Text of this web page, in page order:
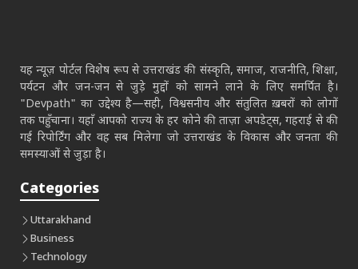
यह न्यूज़ पोर्टल विशेष रूप से उत्तराखंड की संस्कृति, समाज, राजनीति, शिक्षा,
पर्यटन और जन-जन से जुड़े मुद्दों को सामने लाने के लिए समर्पित है।
"Devpath" का उद्देश्य है—सही, विश्वसनीय और संतुलित ख़बरों को लोगों
तक पहुँचाना। यहाँ आपको राज्य के हर कोने की ताज़ा अपडेट्स, गहराई से की
गई रिपोर्टिंग और वह सब मिलेगा जो उत्तराखंड के विकास और जनता की
समस्याओं से जुड़ा है।
Categories
Uttarakhand
Business
Technology